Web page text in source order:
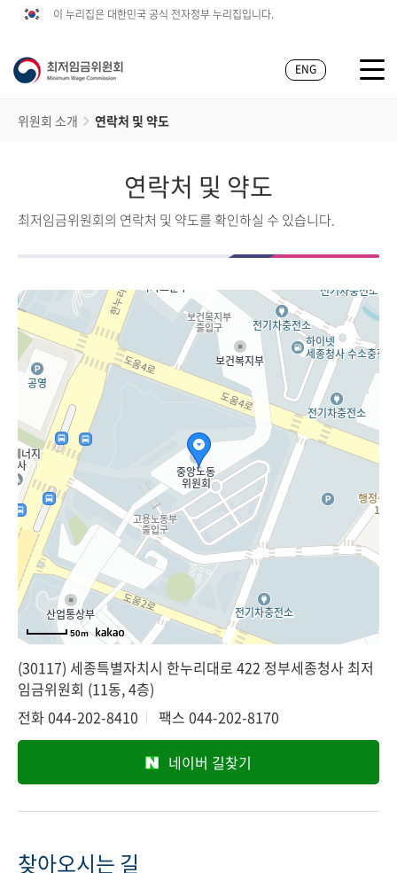
이 누리집은 대한민국 공식 전자정부 누리집입니다.
ENG
위원회 소개 연락처 및 약도
연락처 및 약도
최저임금위원회의 연락처 및 약도를 확인하실 수 있습니다.
50m
(30117) 세종특별자치시 한누리대로 422 정부세종청사 최저
임금위원회 (11동, 4층)
전화044-202-8410 팩스 044-202-8170
네이버 길찾기
찾아오시는 길